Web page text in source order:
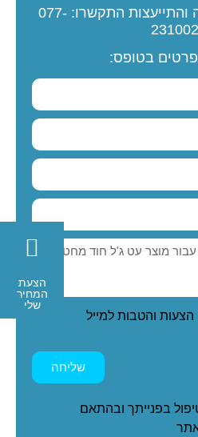
והתייעצות התקשרו: 077-
בטופס:
והטבות למייל
שליחה
בפנייתך ובהתאם
הצעת
המחיר
שלי